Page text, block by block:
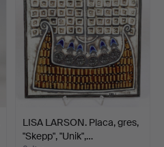
LISA LARSON. Placa, gres,
"Skepp", "Unik",…